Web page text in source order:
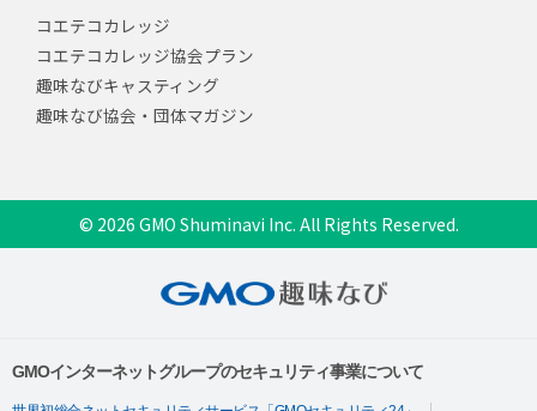
コエテコカレッジ
コエテコカレッジ協会プラン
趣味なびキャスティング
趣味なび協会・団体マガジン
© 2026 GMO Shuminavi Inc. All Rights Reserved.